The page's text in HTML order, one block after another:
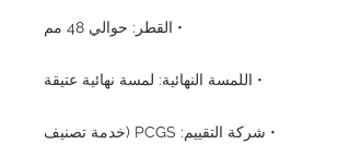
• القطر: حوالي 48 مم
• اللمسة النهائية: لمسة نهائية عتيقة
• شركة التقييم: PCGS (خدمة تصنيف